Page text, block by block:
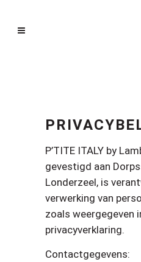
P’TITE ITALY by
gevestigd aan
Londerzeel, is
verwerking van
zoals weergegeven
privacyverklaring.
Contactgegevens: